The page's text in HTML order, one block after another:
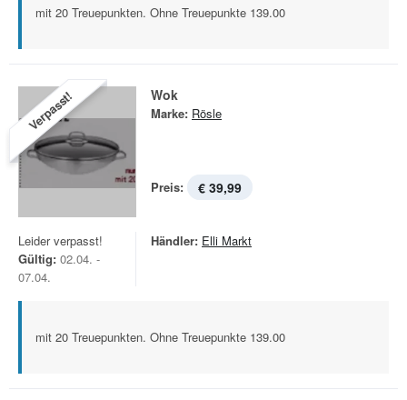
mit 20 Treuepunkten. Ohne Treuepunkte 139.00
Verpasst! Wok
Marke: Rösle
Preis: € 39,99
Leider verpasst!
Gültig: 02.04. -
07.04.
Händler: Elli Markt
mit 20 Treuepunkten. Ohne Treuepunkte 139.00